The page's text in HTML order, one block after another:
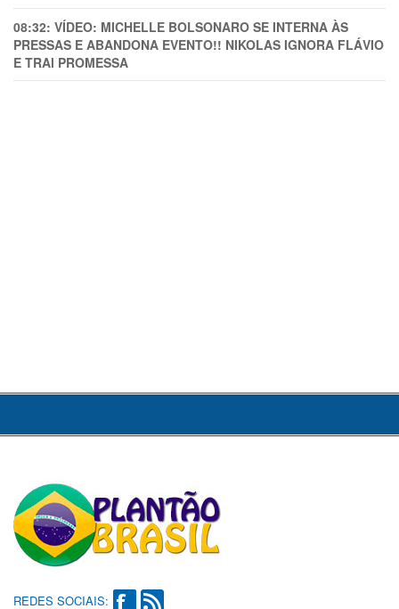
08:32: VÍDEO: MICHELLE BOLSONARO SE INTERNA ÀS
PRESSAS E ABANDONA EVENTO!! NIKOLAS IGNORA FLÁVIO
E TRAl PROMESSA
REDES SOCIAIS: